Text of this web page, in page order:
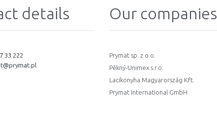
details
33 222
Our companies
Prymat sp. z o.o.
Pěkný-Unimex s.r.o.
Lacikonyha Magyarország Kft.
Prymat International GmbH